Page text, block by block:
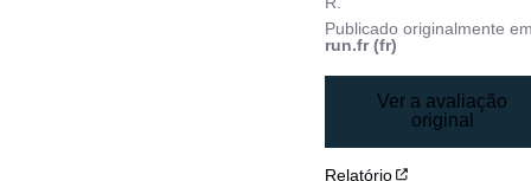
Publicado originalmente
run.fr (fr)
Ver a avaliação
original
Relatório